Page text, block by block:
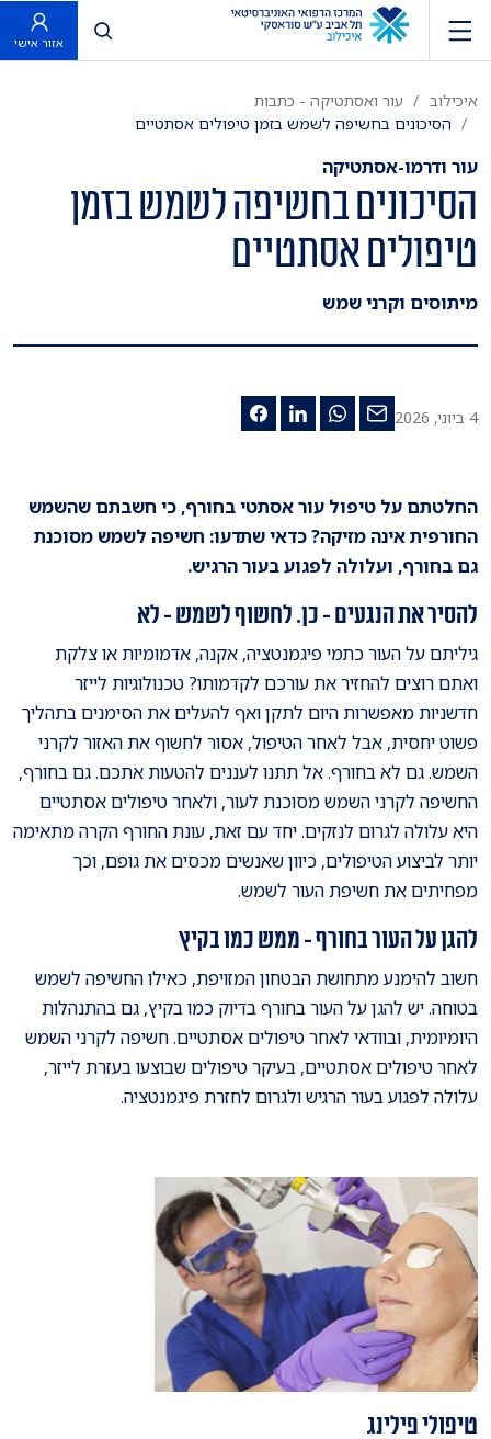
פתח חיפוש
אזור אישי
איכילוב
עור ואסתטיקה - כתבות
הסיכונים בחשיפה לשמש בזמן טיפולים אסתטיים
עור ודרמו-אסתטיקה
הסיכונים בחשיפה לשמש בזמן
טיפולים אסתטיים
מיתוסים וקרני שמש
4 ביוני, 2026
החלטתם על טיפול עור אסתטי בחורף, כי חשבתם שהשמש
החורפית אינה מזיקה? כדאי שתדעו: חשיפה לשמש מסוכנת
גם בחורף, ועלולה לפגוע בעור הרגיש.
להסיר את הנגעים - כן. לחשוף לשמש - לא
גיליתם על העור כתמי פיגמנטציה, אקנה, אדמומיות או צלקת
ואתם רוצים להחזיר את עורכם לקדמותו? טכנולוגיות לייזר
חדשניות מאפשרות היום לתקן ואף להעלים את הסימנים בתהליך
פשוט יחסית, אבל לאחר הטיפול, אסור לחשוף את האזור לקרני
השמש. גם לא בחורף. אל תתנו לעננים להטעות אתכם. גם בחורף,
החשיפה לקרני השמש מסוכנת לעור, ולאחר טיפולים אסתטיים
היא עלולה לגרום לנזקים. יחד עם זאת, עונת החורף הקרה מתאימה
יותר לביצוע הטיפולים, כיוון שאנשים מכסים את גופם, וכך
מפחיתים את חשיפת העור לשמש.
להגן על העור בחורף - ממש כמו בקיץ
חשוב להימנע מתחושת הבטחון המזויפת, כאילו החשיפה לשמש
בטוחה. יש להגן על העור בחורף בדיוק כמו בקיץ, גם בהתנהלות
היומיומית, ובוודאי לאחר טיפולים אסתטיים. חשיפה לקרני השמש
לאחר טיפולים אסתטיים, בעיקר טיפולים שבוצעו בעזרת לייזר,
עלולה לפגוע בעור הרגיש ולגרום לחזרת פיגמנטציה.
טיפולי פילינג